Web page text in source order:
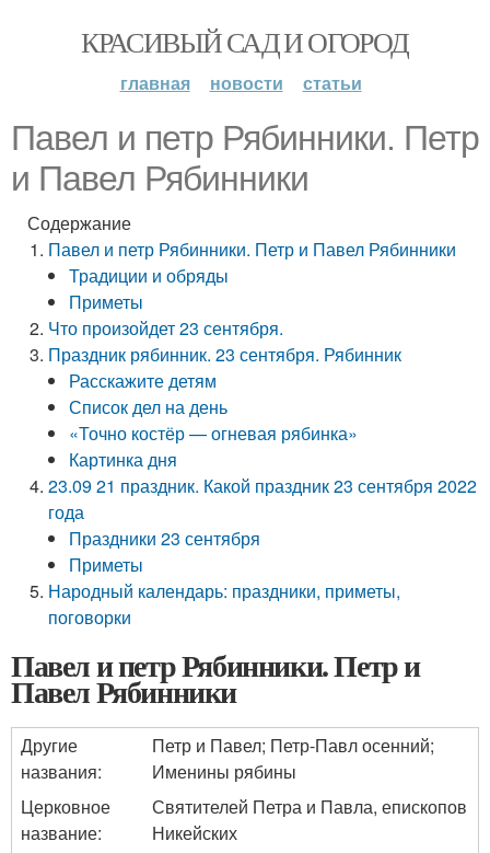
КРАСИВЫЙ САД И ОГОРОД
главная новости статьи
Павел и петр Рябинники. Петр
и Павел Рябинники
Содержание
Павел и петр Рябинники. Петр и Павел Рябинники
Традиции и обряды
Приметы
Что произойдет 23 сентября.
Праздник рябинник. 23 сентября. Рябинник
Расскажите детям
Список дел на день
«Точно костёр — огневая рябинка»
Картинка дня
23.09 21 праздник. Какой праздник 23 сентября 2022
года
Праздники 23 сентября
Приметы
Народный календарь: праздники, приметы,
поговорки
Павел и петр Рябинники. Петр и
Павел Рябинники
Другие
названия:
Петр и Павел; Петр-Павл осенний;
Именины рябины
Церковное
название:
Святителей Петра и Павла, епископов
Никейских